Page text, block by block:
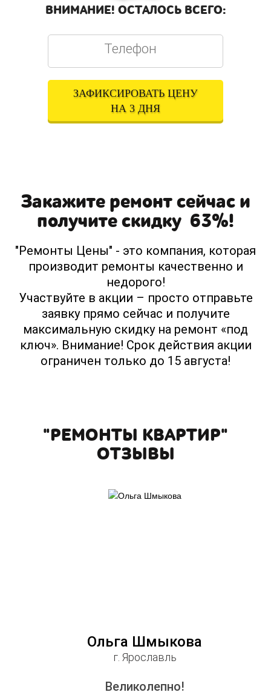
ВНИМАНИЕ! ОСТАЛОСЬ ВСЕГО:
ЗАФИКСИРОВАТЬ ЦЕНУ
НА 3 ДНЯ
Оставляя свои контактные данные, вы подтверждаете свое совершеннолетие,
Закажите ремонт сейчас и
получите скидку 63%!
"Ремонты Цены" - это компания, которая
производит ремонты качественно и
недорого!
Участвуйте в акции – просто отправьте
заявку прямо сейчас и получите
максимальную скидку на ремонт «под
ключ». Внимание! Срок действия акции
ограничен только до 15 августа!
"РЕМОНТЫ КВАРТИР"
ОТЗЫВЫ
Ольга Шмыкова
г. Ярославль
Великолепно!